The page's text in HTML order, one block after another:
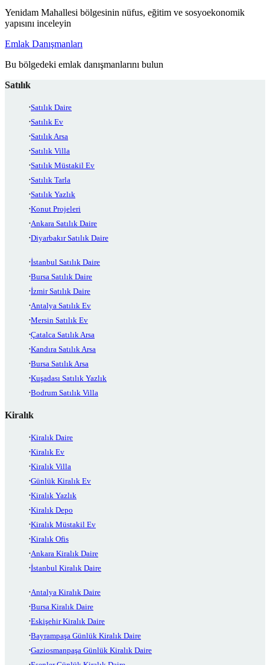
Yenidam Mahallesi bölgesinin nüfus, eğitim ve sosyoekonomik
yapısını inceleyin
Emlak Danışmanları
Bu bölgedeki emlak danışmanlarını bulun
Satılık
Satılık Daire
Satılık Ev
Satılık Arsa
Satılık Villa
Satılık Müstakil Ev
Satılık Tarla
Satılık Yazlık
Konut Projeleri
Ankara Satılık Daire
Diyarbakır Satılık Daire
İstanbul Satılık Daire
Bursa Satılık Daire
İzmir Satılık Daire
Antalya Satılık Ev
Mersin Satılık Ev
Çatalca Satılık Arsa
Kandıra Satılık Arsa
Bursa Satılık Arsa
Kuşadası Satılık Yazlık
Bodrum Satılık Villa
Kiralık
Kiralık Daire
Kiralık Ev
Kiralık Villa
Günlük Kiralık Ev
Kiralık Yazlık
Kiralık Depo
Kiralık Müstakil Ev
Kiralık Ofis
Ankara Kiralık Daire
İstanbul Kiralık Daire
Antalya Kiralık Daire
Bursa Kiralık Daire
Eskişehir Kiralık Daire
Bayrampaşa Günlük Kiralık Daire
Gaziosmanpaşa Günlük Kiralık Daire